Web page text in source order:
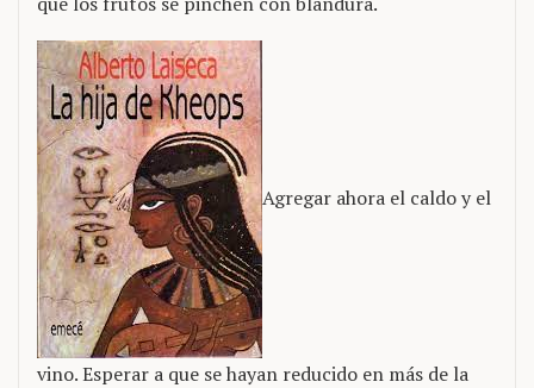
Agregar ahora el caldo y el
vino. Esperar a que se hayan reducido en más de la